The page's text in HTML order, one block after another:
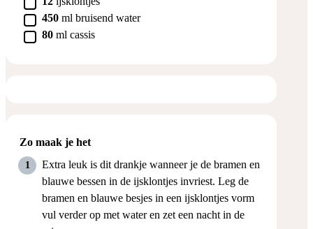
▢
450 ml bruisend water
▢
80 ml cassis
Zo maak je het
Extra leuk is dit drankje wanneer je de bramen en
blauwe bessen in de ijsklontjes invriest. Leg de
bramen en blauwe besjes in een ijsklontjes vorm
vul verder op met water en zet een nacht in de